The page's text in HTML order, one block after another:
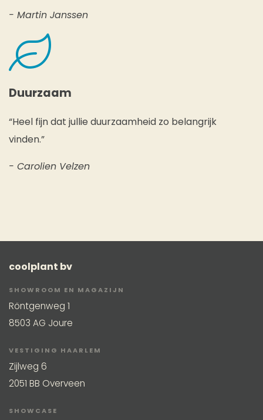
- Martin Janssen
Duurzaam
“Heel fijn dat jullie duurzaamheid zo belangrijk
vinden.”
- Carolien Velzen
coolplant bv
SHOWROOM EN MAGAZIJN
Röntgenweg 1
8503 AG Joure
VESTIGING HAARLEM
Zijlweg 6
2051 BB Overveen
SHOWCASE